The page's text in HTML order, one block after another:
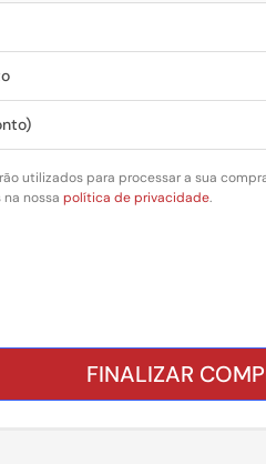
utilizados para processar a sua
nossa política de privacidade.
FINALIZAR